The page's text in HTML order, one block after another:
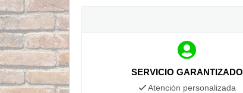
SERVICIO GARANTIZADO
Atención personalizada